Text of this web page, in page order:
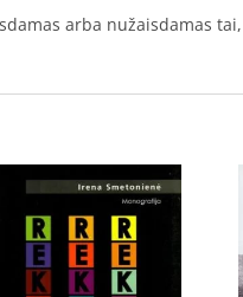
arba nužaisdamas